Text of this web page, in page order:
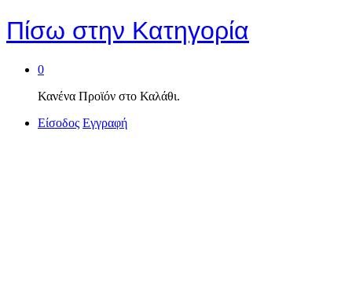
Πίσω στην Κατηγορία
0
Κανένα Προϊόν στο Καλάθι.
Είσοδος Εγγραφή